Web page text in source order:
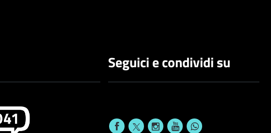
Seguici e condividi su